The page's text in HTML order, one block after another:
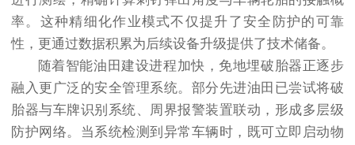
率。这种精细化作业模式不仅提升了安全防护的可靠
性，更通过数据积累为后续设备升级提供了技术储备。
随着智能油田建设进程加快，免地埋破胎器正逐步
融入更广泛的安全管理系统。部分先进油田已尝试将破
胎器与车牌识别系统、周界报警装置联动，形成多层级
防护网络。当系统检测到异常车辆时，既可立即启动物